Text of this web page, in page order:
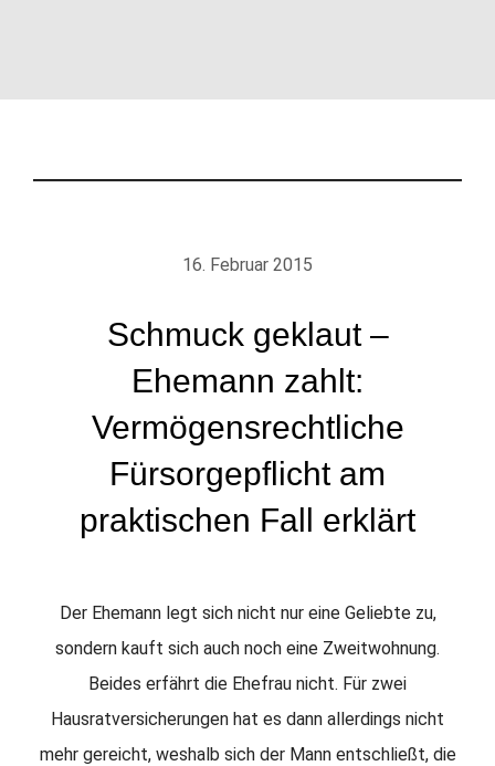
Schmuck geklaut –
Ehemann zahlt:
Vermögensrechtliche
Fürsorgepflicht am
praktischen Fall erklärt
16. Februar 2015
Der Ehemann legt sich nicht nur eine Geliebte zu,
sondern kauft sich auch noch eine Zweitwohnung.
Beides erfährt die Ehefrau nicht. Für zwei
Hausratversicherungen hat es dann allerdings nicht
mehr gereicht, weshalb sich der Mann entschließt, die